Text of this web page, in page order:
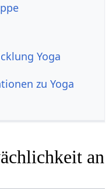
Yoga
zu Yoga
an